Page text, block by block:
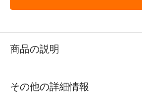
商品の説明
その他の詳細情報